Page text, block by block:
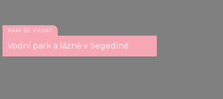
KAM SE VYDAT
Vodní park a lázně v Segedíně